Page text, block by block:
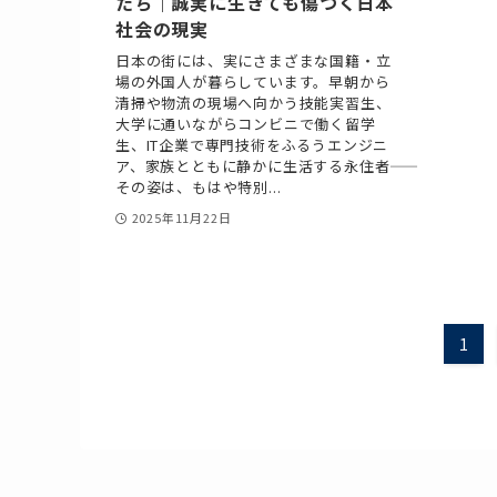
社会の現実
日本の街には、実にさまざまな国籍・立
場の外国人が暮らしています。早朝から
清掃や物流の現場へ向かう技能実習生、
大学に通いながらコンビニで働く留学
生、IT企業で専門技術をふるうエンジニ
ア、家族とともに静かに生活する永住者――
その姿は、もはや特別...
2025年11月22日
1